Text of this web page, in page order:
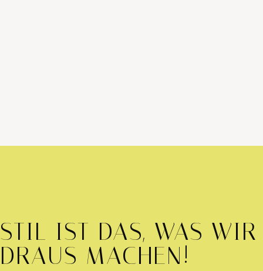
STIL IST DAS, WAS WIR
DRAUS MACHEN!